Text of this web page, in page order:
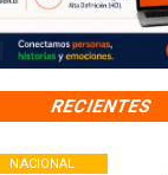
NACIONAL
RECIENTES